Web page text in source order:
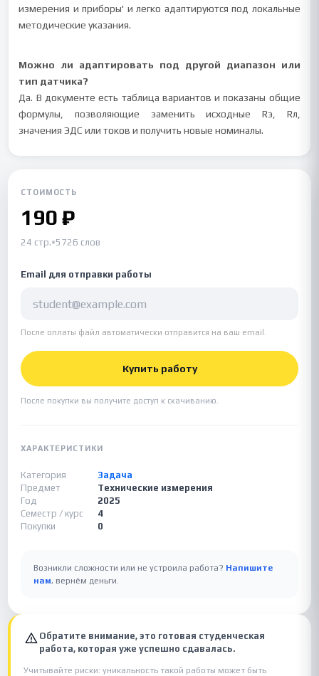
измерения и приборы' и легко адаптируются под локальные
методические указания.
Можно ли адаптировать под другой диапазон или
тип датчика?
Да. В документе есть таблица вариантов и показаны общие
формулы, позволяющие заменить исходные Rэ, Rл,
значения ЭДС или токов и получить новые номиналы.
СТОИМОСТЬ
190 ₽
24 стр.•5726 слов
Email для отправки работы
После оплаты файл автоматически отправится на ваш email.
Купить работу
После покупки вы получите доступ к скачиванию.
ХАРАКТЕРИСТИКИ
Категория
Задача
Предмет
Технические измерения
Год
2025
Семестр / курс
4
Покупки
0
Возникли сложности или не устроила работа? Напишите
нам, вернём деньги.
Обратите внимание, это готовая студенческая
работа, которая уже успешно сдавалась.
Учитывайте риски: уникальность такой работы может быть